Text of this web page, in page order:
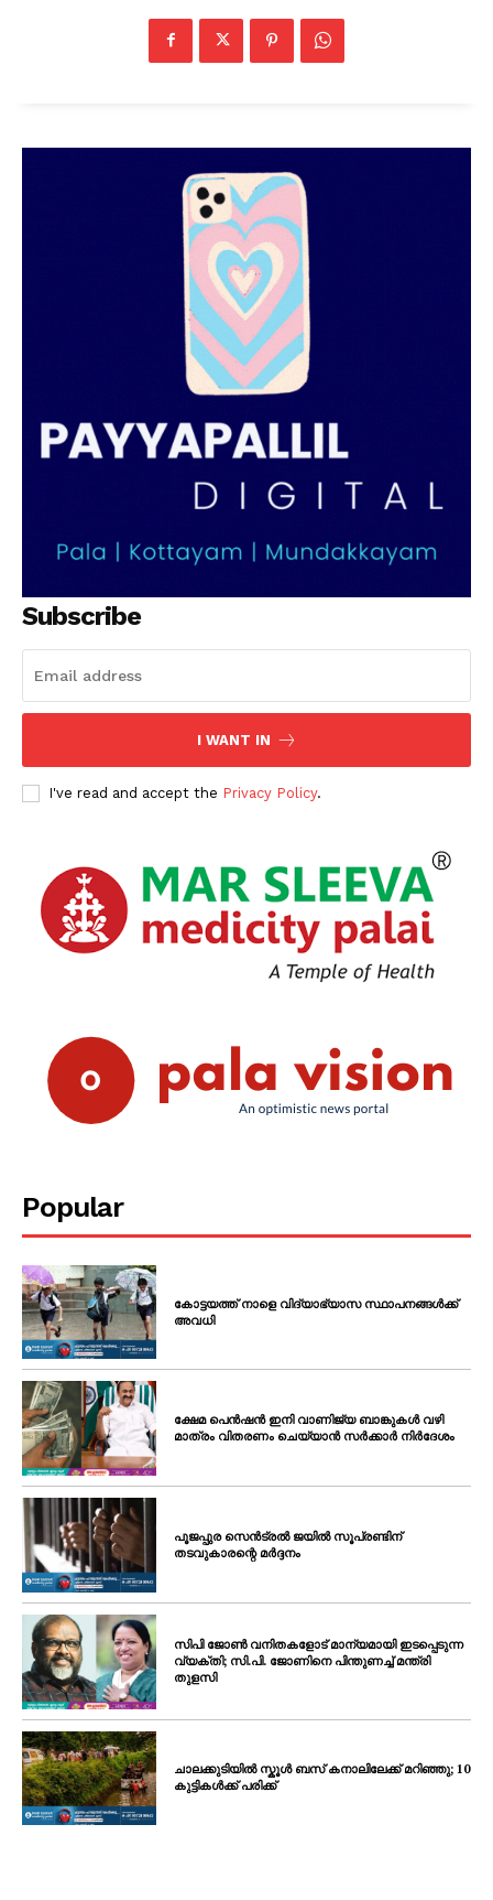
Subscribe
I WANT IN
I've read and accept the Privacy Policy.
Popular
കോട്ടയത്ത് നാളെ വിദ്യാഭ്യാസ സ്ഥാപനങ്ങൾക്ക്
അവധി
ക്ഷേമ പെൻഷൻ ഇനി വാണിജ്യ ബാങ്കുകൾ വഴി
മാത്രം വിതരണം ചെയ്യാൻ സർക്കാർ നിർദേശം
പൂജപ്പുര സെൻട്രൽ ജയിൽ സൂപ്രണ്ടിന്
തടവുകാരന്റെ മർദ്ദനം
സിപി ജോൺ വനിതകളോട് മാന്യമായി ഇടപ്പെടുന്ന
വ്യക്തി; സി.പി. ജോണിനെ പിന്തുണച്ച് മന്ത്രി
തുളസി
ചാലക്കുടിയിൽ സ്കൂൾ ബസ് കനാലിലേക്ക് മറിഞ്ഞു; 10
കുട്ടികൾക്ക് പരിക്ക്